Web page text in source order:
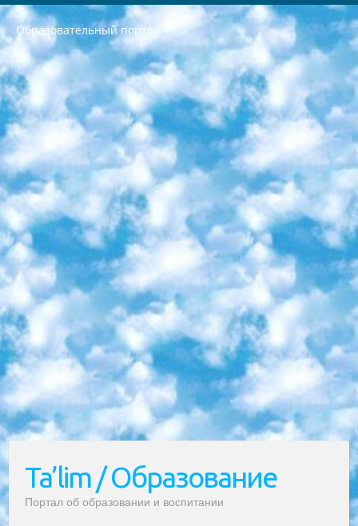
Образовательный портал
РЕСПУБЛИКА УЗБЕКИСТАН МИНИСТРЕРСТВО ДОШКОЛЬНОГО И ШКОЛЬНОГО ОБРАЗОВАНИЯ КОМАНДА в общеобразовательных учреждениях в 2023-2024 учебном году организация и проведение итоговой государственной аттестации обучающихся о Министра дошкольного и школьного образования Республики Узбекистан от 4 марта 2008 года (постановлением Минюста от 20 марта 2008 года № 1778 государственной регистрации) «Итоговое состояние учащихся общего среднего образования на основании положения об утверждении положения об аттестации общего среднего образования выпускной экзамен студентов в образовательных учреждениях в 2023-2024 учебном году В целях организации и прохождения аттестации приказываю: 1. Следующее: перечень предметов, по которым будет проводиться итоговая государственная аттестация и экзамен формы перевода согласно приложению 1; сертификаты международного образца, оценивающие уровень владения иностранными языками перечень согласно приложению 2; 2. Педагогический при специализированных образовательных учреждениях. научно-практический центр квалификации и международной оценки (Д.Давидова) 2024 г. До 25 марта: задания по предметам, по которым будет проводиться итоговая аттестация разработка и утверждение технических условий; итоговая аттестация на основании разработанного предметного задания разработка вопросов по предметам (устно и письменно), экзамен передача; общеобразовательные средние школы и специальные учебные заведения учащиеся выпускных классов школ и интернатов в агентской системе подготовка базы данных экзаменационных материалов и критериев оценки; перевод базы экзаменационных материалов на все языки обучения подать в Республиканский образовательный центр для изготовления; варианты экзаменов на основе разработанных контрольных материалов пусть будут поставлены задачи формирования. 3. Республиканский образовательный центр (Ш.Худайкулов) до 5 апреля 2024 года. до: база данных предоставленных экзаменационных материалов на все языки обучения перевод и экспертиза; для слепых, слабовидящих, глухих, слабослышащих и умственно отсталых детей учащиеся выпускных классов специализированных школ и школ-интернатов база данных экзаменационных материалов на всех преподаваемых языках подготовка критериев оценки; специализированные школы для умственно отсталых детей и технологии для учащихся выпускных классов школ-интернатов разработка соответствующих рекомендаций и критериев проведения ЕГЭ по естествознанию давать задания. 4. Педагогический при специализированных образовательных учреждениях. Научно-практический центр навыков и международной оценки (Д.Давидова), Республика образовательный центр (Худайкулов Ш.) итоговый государственный аттестационный экзамен ориентирован на творческое и логическое мышление при подготовке базы материалов учитывать введение заданий. 5. Следует отметить, что: сертификат государственного образца о знании общеобразовательного предмета и как минимум национальный уровень B1 по предметам на иностранных языках, указанным в Приложении 2. или международно признанный сертификат эквивалентного уровня студенты, изучающие определенный предмет, освобождаются от экзамена; по соответствующим предметам запланирована итоговая государственная аттестация за день до дня, путем жеребьевки Рабочей группой (в письменной форме по предметам, проводимым в форме) из числа сформированных вариантов выбрано 2 варианта; 2 выбранных варианта экзамена анонсированы на официальном сайте министерства и все выпускники по всей стране на основе этих вариантов проводит итоговую государственную аттестацию. 6. Государственное образование учащихся средних общеобразовательных учреждений. знания в соответствии с квалификационными требованиями, которые необходимо приобрести на основании стандартов итоговый (выпускной) контроль для 9 и 11 классов в целях тестирования Экзамены (далее – экзамены) состоят из предметов, перечисленных в приложении 1. будет сделано. 7. Экзамены пройдут с 26 мая по 15 июня 2024 г. (кроме науки физического воспитания). 8. Физическая для учащихся 9 классов общесредних образовательных учреждений. Экзамены по предмету «Образование, квалификация медицина» 1-6 мая 2024 года. сотрудники перевести под присмотр (с отклонениями в физическом или умственном развитии) специализированная школа для детей, школы-интернаты и со сколиозом школы-интернаты санаторного типа для больных детей исключены). 9. Он был слепым, слабовидящим и имел нарушения опорно-двигательного аппарата. экзамены в специализированных школах и интернатах для детей должны проводиться исходя из требований, предъявляемых к общеобразовательным учреждениям (физкультура кроме науки). 10. Специализированная школа для глухих и слабослышащих детей. и экзамены в интернатах и быть реализован в виде письменного теста по математике. 11. Специальность для умственно отсталых детей. Для 9 класса Родной язык и литературное письмо Государственный язык (язык обучения – узбекский). для неклассов) написано Математическое письмо Письменная/устная история Узбекистана Физическое воспитание практично Итоговый контроль Для 11 класса Написание родного языка и литературы (эссе) Математическое письмо Узбекский язык (обучение на узбекском языке) не посещающее общее среднее образование для учреждений)/Образовательное учреждение выбор письменный и устный Иностранный язык письменный/устный Письменная/устная история Узбекистана *По выбору студента:  Химия  Физика  Основы государственного права  География 10 бесплатных образовательных ресурсов - Мы составили подборку онлайн-проектов с интерактивными упражнениями, видеолекциями и статьями. Они помогут вам обрести новые и освежить старые знания бесплатно. 1. «ИНТУИТ» Старейшая образовательная площадка Рунета. Здесь вы найдёте сотни текстовых и видеокурсов на десятки различных тем — от программирования до психологии. Многие курсы подготовлены российскими университетами и крупными международными компаниями вроде Intel и Microsoft. Самостоятельное обучение бесплатное, но желающие могут оплатить услуги персональных наставников. 2. «Смартия» знакомит с актуальными профессиями и подсказывает, как им обучаться. Выбрав заинтересовавшую вас специальность — SMM-специалист, фотограф, веб-дизайнер или другую, — увидите список необходимых для неё умений. Чтобы вы могли освоить их самостоятельно, для каждого умения площадка отображает подборку ссылок на учебные материалы. Хотя «Смартия» ориентируется на русскоязычную аудиторию, часть контента всё же доступна только на английском. 3. «Лекторий Физтеха» Проект Московского физико-технического института (Физтеха). С его помощью вы можете смотреть онлайн серии лекций, записанные на видео в этом вузе. В числе доступных предметов — физика, биология, химия, информационные технологии и другие. К некоторым лекциям администрация ресурса прилагает готовые конспекты, которые можно скачивать в PDF-формате. 4. ITMOcourses Онлайн-площадка Санкт-Петербургского национального исследовательского университета информационных технологий, механики и оптики (ИТМО). Ресурс предоставляет свободный доступ к курсам, разработанным в этом вузе. Каталог материалов разбит на четыре категории: «Оптические системы и технологии», «Приборостроение и робототехника», «Информационные технологии» и «Биотехнологии». Курсы состоят из видеолекций, интерактивных демонстраций и заданий. 5. «КиберЛенинка» Электронная научная библиотека открытого доступа. Каталог площадки регулярно обрастает текстами статей из различных научных изданий. Сгруппированные по журналам и рубрикам публикации можно читать онлайн или скачивать целиком в PDF-формате. Проект нацелен на популяризацию науки за счёт открытого доступа к качественной информации. 6. «ПостНаука» На этом ресурсе публикуют подборки видеолекций, составленные экспертами из разных отраслей и объединённые общими темами. Среди них, к примеру, есть серии «Биоинформатика и геномика», «Культура средневековой Скандинавии» и Cinema Studies о теории кино. Каждая подборка лекций — логически связанная история, рассказанная экспертом от первого лица. Кроме того, на сайте появляются научно-образовательные статьи и тесты на разные темы. 7. «Newочём» Команда проекта «Newочём» отбирает самые интересные тексты из англоязычных СМИ и переводит те из них, за которые голосуют участники сообщества «ВКонтакте». По большей части это научно-популярные статьи. Редакторы придумывают лишь заголовки, в остальном содержание переводов соответствует оригиналам. Полные тексты можно читать прямо в социальной сети. 8. InternetUrok Онлайн-база материалов по основным дисциплинам школьной программы. Информация на сайте структурирована по классам, предметам и темам (урокам). Каждый урок состоит из видеолекций и конспектов. Есть также интерактивные тренажёры и тесты для закрепления пройденного материала. Даже если вы давно окончили школу, возможность повторить программу старших классов всегда может пригодиться. 9. Edutainme Ещё один ресурс об образовании. В отличие от Newtonew, как мне кажется, Edutainme больше ориентируется на представителей индустрии: педагогов, предпринимателей, разработчиков образовательных проектов. Но и любой, кто просто стремится к саморазвитию, найдёт на сайте много полезного и интересного для себя. Например, информацию о новых курсах и образовательных сервисах. 10. Newtonew Онлайн-медиа об образовании и обучении в широком смысле. Авторы Newtonew пишут об инструментах, заведениях, тактиках и стратегиях, которые помогают учить других и получать новые знания самостоятельно. На этой площадке вы найдёте новости, обзоры, аналитические мат
Ta’lim / Образование
Портал об образовании и воспитании